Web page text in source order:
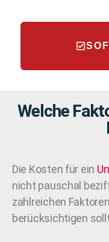
Welche
Die Kosten für ein
nicht pauschal
zahlreichen
berücksichtigen